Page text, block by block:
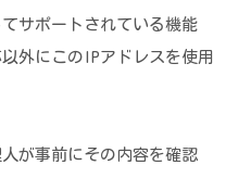
サポートされている機能
外にこのIPアドレスを使用
が事前にその内容を確認